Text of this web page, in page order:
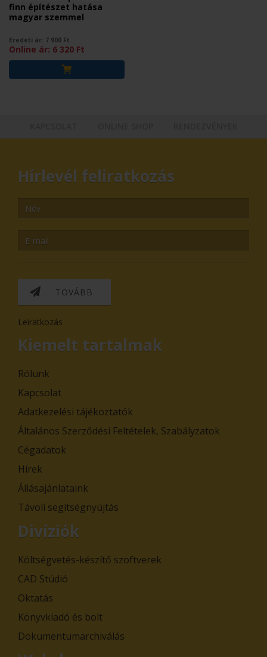
finn építészet hatása
magyar szemmel
Eredeti ár: 7 900 Ft
Online ár: 6 320 Ft
Hírlevél feliratkozás
TOVÁBB
Leiratkozás
Kiemelt tartalmak
Rólunk
Kapcsolat
Adatkezelési tájékoztatók
Általános Szerződési Feltételek, Szabályzatok
Cégadatok
Hírek
Állásajánlataink
Távoli segítségnyújtás
Divíziók
Költségvetés-készítő szoftverek
CAD Stúdió
Oktatás
Könyvkiadó és bolt
Dokumentumarchiválás